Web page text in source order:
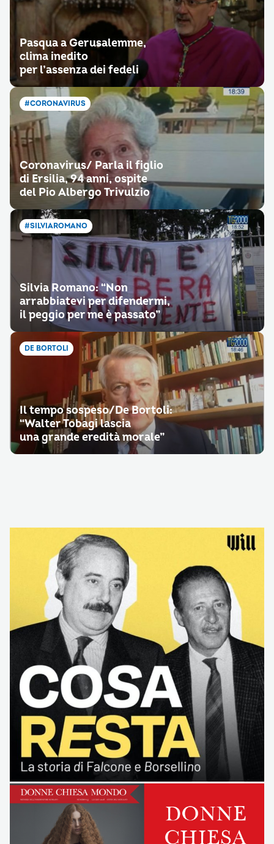
Pasqua a Gerusalemme,
clima inedito
per l’assenza dei fedeli
#CORONAVIRUS
Coronavirus/ Parla il figlio
di Ersilia, 94 anni, ospite
del Pio Albergo Trivulzio
#SILVIAROMANO
Silvia Romano: “Non
arrabbiatevi per difendermi,
il peggio per me è passato”
DE BORTOLI
Il tempo sospeso/De Bortoli:
“Walter Tobagi lascia
una grande eredità morale”